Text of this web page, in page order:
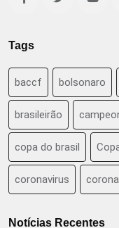
Tags
baccf bolsonaro
brasileirão
copa do brasil
coronavirus
Notícias Recentes